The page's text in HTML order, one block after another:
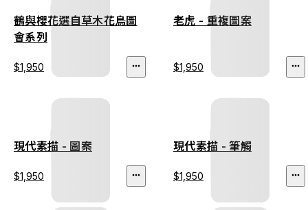
鶴與櫻花選自草木花鳥圖
會系列
$1,950
老虎 - 重複圖案
$1,950
現代素描 - 圖案
$1,950
現代素描 - 筆觸
$1,950